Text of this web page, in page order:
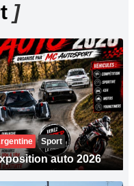
]
Sport
auto 2026